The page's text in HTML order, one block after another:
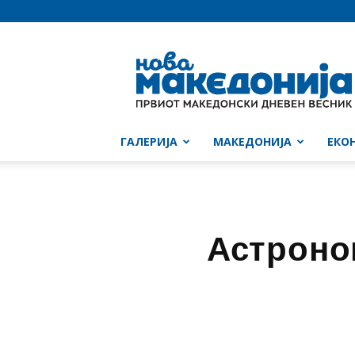
Македонија
ГАЛЕРИЈА МАКЕДОНИЈА